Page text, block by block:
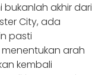
akhir dari
City, ada
pasti
arah
kembali